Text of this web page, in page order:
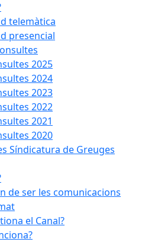
telemàtica
presencial
2025
2024
2023
2022
2021
2020
Síndicatura de Greuges
de ser les comunicacions
el Canal?